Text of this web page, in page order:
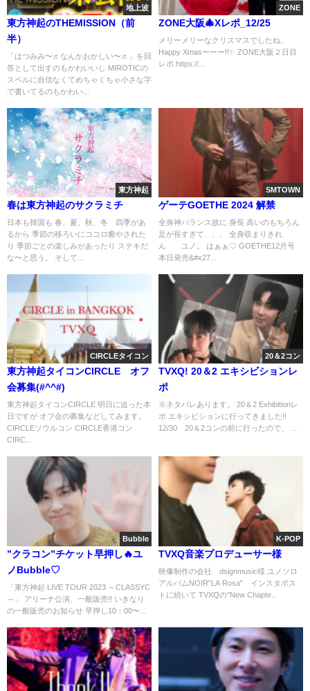
地上波
東方神起のTHEMISSION（前
半）
「はつみみ〜♬なんかおかしい〜♬」を回
答として出すのもかわいいし MIROTICの
スペルに自信なくてめちゃくちゃ小さな字
で書いてるのもかわい...
ZONE
ZONE大阪🎄Xレポ_12/25
メリーメリーなクリスマスでしたね。
Happy Xmasーーー!!✨️ ZONE大阪２日目
レポ https://...
東方神起
春は東方神起のサクラミチ
日本も韓国も 春、夏、秋、冬 四季があ
るから 季節の移ろいにココロ癒やされた
り 季節ごとの楽しみがあったり ステキだ
な〜と思う。 そして...
SMTOWN
ゲーテGOETHE 2024 解禁
全身神バランス故に 身長 高いのもちろん
足が長すぎて、、、 全身収まりきれ
ん ユノ。 はぁぁ♡ GOETHE12月号
本日発売&#x27...
CIRCLEタイコン
東方神起タイコンCIRCLE オフ
会募集(#^^#)
東方神起タイコンCIRCLE 明日に迫った本
日ですが オフ会の募集などしてみます。
CIRCLEソウルコン CIRCLE香港コン
CIRC...
20＆2コン
TVXQ! 20＆2 エキシビションレ
ポ
※ネタバレあります。 20＆2 Exhibitionレ
ポ エキシビションに行ってきました!!
12/30 20＆2コンの前に行ったので、 ...
Bubble
”クラコン”チケット早押し🔥ユ
ノBubble♡
「東方神起 LIVE TOUR 2023 ～CLASSYC
～」 アリーナ公演、一般販売!! いきなり
の一般販売のお知らせ 早押し10：00〜...
K-POP
TVXQ音楽プロデューサー様
映像制作の会社 dsignmusic様 ユノソロ
アルバムNOIR”LA Rosa" インスタポス
トに続いて TVXQの"New Chapte...